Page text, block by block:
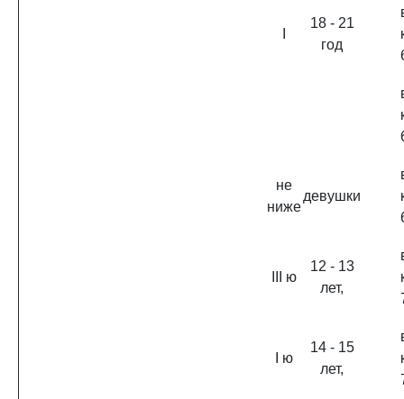
18 - 21
год
не
ниже
девушки
III ю
12 - 13
лет,
I ю
14 - 15
лет,